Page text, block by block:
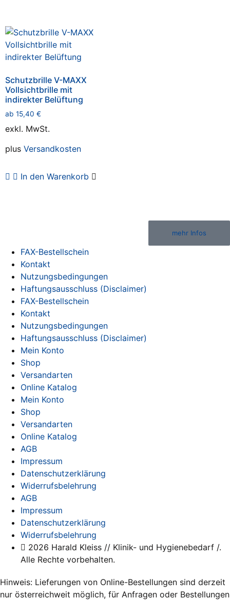
Schutzbrille V-MAXX
Vollsichtbrille mit
indirekter Belüftung
ab 15,40 €
exkl. MwSt.
plus Versandkosten
In den Warenkorb
2026 Harald Kleiss // Klinik- und Hygienebedarf /.
Alle Rechte vorbehalten.
Hinweis: Lieferungen von Online-Bestellungen sind derzeit
nur österreichweit möglich, für Anfragen oder Bestellungen
AGB
Impressum
Datenschutzerklärung
Widerrufsbelehrung
AGB
Impressum
Datenschutzerklärung
Widerrufsbelehrung
Mein Konto
Shop
Versandarten
Online Katalog
Mein Konto
Shop
Versandarten
Online Katalog
FAX-Bestellschein
Kontakt
Nutzungsbedingungen
Haftungsausschluss (Disclaimer)
FAX-Bestellschein
Kontakt
Nutzungsbedingungen
Haftungsausschluss (Disclaimer)
mehr Infos